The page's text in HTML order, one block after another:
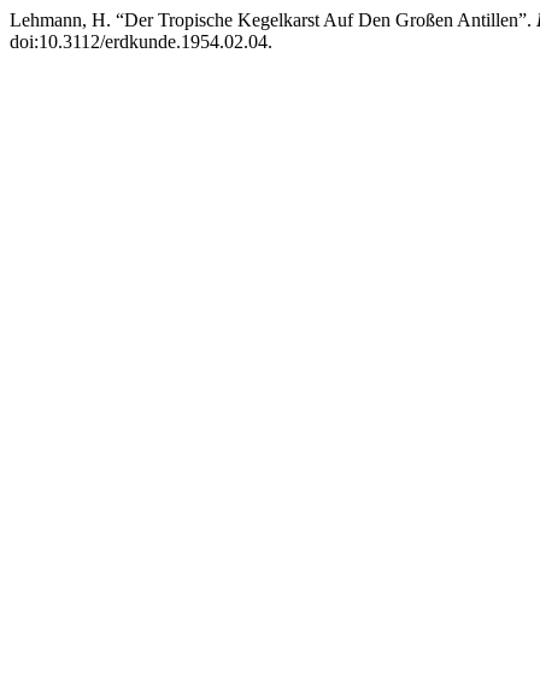
Lehmann, H. “Der Tropische Kegelkarst Auf Den Großen Antillen”.
doi:10.3112/erdkunde.1954.02.04.